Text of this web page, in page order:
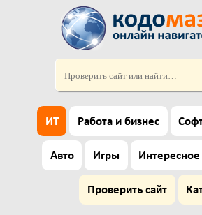
ИТ Работа и бизнес
Авто Игры Интересное
Проверить сайт